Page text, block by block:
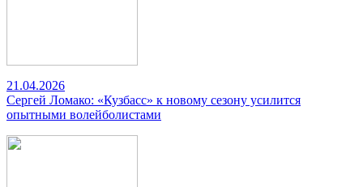
21.04.2026
Сергей Ломако: «Кузбасс» к новому сезону усилится
опытными волейболистами